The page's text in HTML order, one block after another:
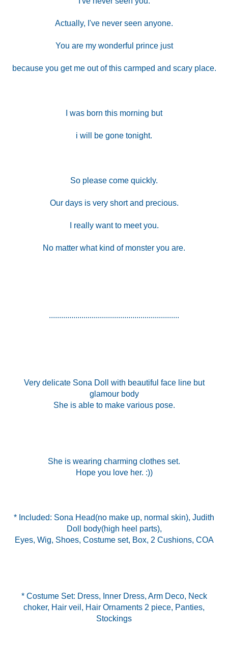
Actually, I've never seen anyone.
You are my wonderful prince just
because you get me out of this carmped and scary place.
I was born this morning but
i will be gone tonight.
So please come quickly.
Our days is very short and precious.
I really want to meet you.
No matter what kind of monster you are.
................................................................
Very delicate Sona Doll with beautiful face line but
glamour body
She is able to make various pose.
She is wearing charming clothes set.
Hope you love her. :))
* Included: Sona Head(no make up, normal skin), Judith
Doll body(high heel parts),
Eyes, Wig, Shoes, Costume set, Box, 2 Cushions, COA
* Costume Set: Dress, Inner Dress, Arm Deco, Neck
choker, Hair veil, Hair Ornaments 2 piece, Panties,
Stockings